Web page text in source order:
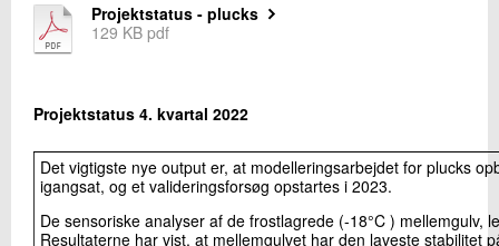
Projektstatus - plucks
129 KB pdf
Projektstatus 4. kvartal 2022
Det vigtigste nye output er, at modelleringsarbejdet for plucks
igangsat, og et valideringsforsøg opstartes i 2023.
De sensoriske analyser af de frostlagrede (-18°C ) mellemgulv,
Resultaterne har vist, at mellemgulvet har den laveste stabilitet